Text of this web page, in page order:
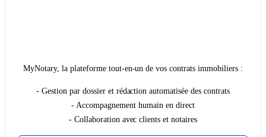
MyNotary, la plateforme tout-en-un de vos contrats immobiliers :
- Gestion par dossier et rédaction automatisée des contrats
- Accompagnement humain en direct
- Collaboration avec clients et notaires